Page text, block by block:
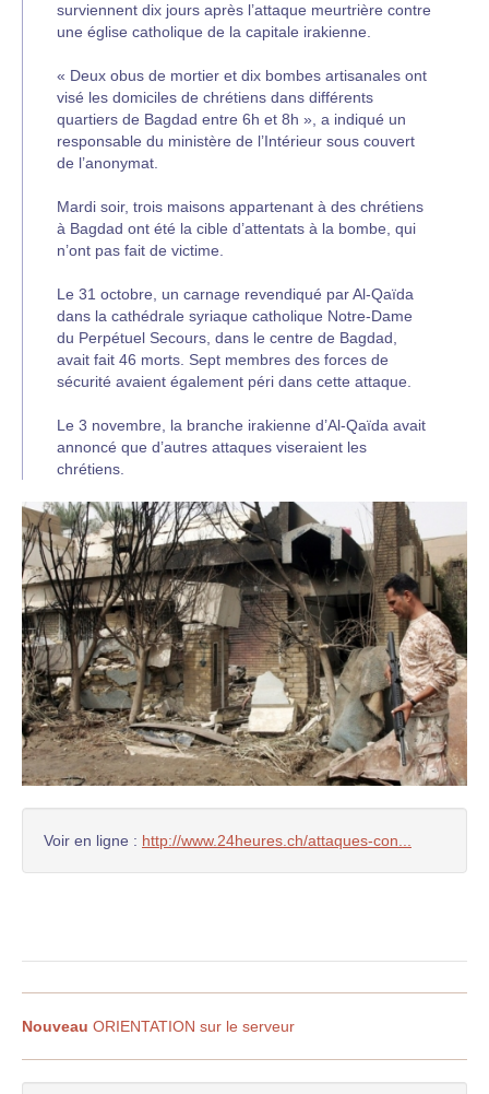
surviennent dix jours après l’attaque meurtrière contre
une église catholique de la capitale irakienne.
« Deux obus de mortier et dix bombes artisanales ont
visé les domiciles de chrétiens dans différents
quartiers de Bagdad entre 6h et 8h », a indiqué un
responsable du ministère de l’Intérieur sous couvert
de l’anonymat.
Mardi soir, trois maisons appartenant à des chrétiens
à Bagdad ont été la cible d’attentats à la bombe, qui
n’ont pas fait de victime.
Le 31 octobre, un carnage revendiqué par Al-Qaïda
dans la cathédrale syriaque catholique Notre-Dame
du Perpétuel Secours, dans le centre de Bagdad,
avait fait 46 morts. Sept membres des forces de
sécurité avaient également péri dans cette attaque.
Le 3 novembre, la branche irakienne d’Al-Qaïda avait
annoncé que d’autres attaques viseraient les
chrétiens.
Voir en ligne : http://www.24heures.ch/attaques-con...
Nouveau ORIENTATION sur le serveur